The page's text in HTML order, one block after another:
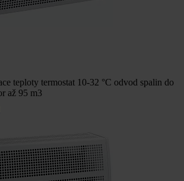
teploty termostat 10-32 °C odvod spalin do
až 95 m3